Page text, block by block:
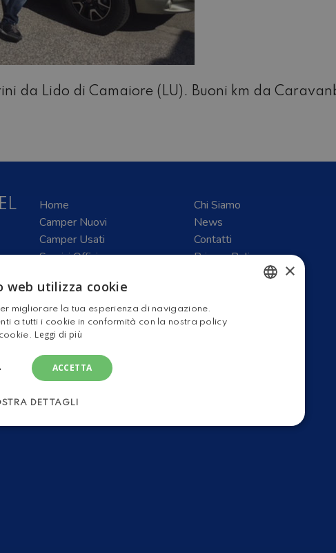
da Lido di Camaiore (LU). Buoni km da
Home
Camper Nuovi
Camper Usati
Servizi Officina
Shop
Chi Siamo
News
Contatti
Privacy Policy
×
web utilizza cookie
migliorare la tua esperienza di navigazione.
a tutti i cookie in conformità con la nostra policy
Leggi di più
ACCETTA
DETTAGLI